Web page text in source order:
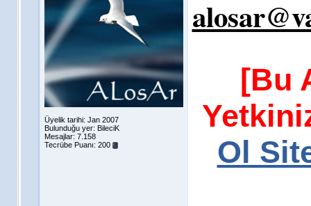
Üyelik tarihi: Jan 2007
Bulunduğu yer: BileciK
Mesajlar: 7.158
Tecrübe Puanı: 200
[Bu
Ol